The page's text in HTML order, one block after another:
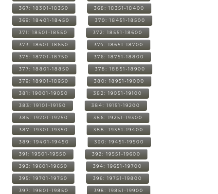
367: 18301-18350 368: 18351-18400
369: 18401-18450 370: 18451-18500
371: 18501-18550 372: 18551-18600
373: 18601-18650 374: 18651-18700
375: 18701-18750 376: 18751-18800
377: 18801-18850 378: 18851-18900
379: 18901-18950 380: 18951-19000
381: 19001-19050 382: 19051-19100
383: 19101-19150 384: 19151-19200
385: 19201-19250 386: 19251-19300
387: 19301-19350 388: 19351-19400
389: 19401-19450 390: 19451-19500
391: 19501-19550 392: 19551-19600
393: 19601-19650 394: 19651-19700
395: 19701-19750 396: 19751-19800
397: 19801-19850 398: 19851-19900